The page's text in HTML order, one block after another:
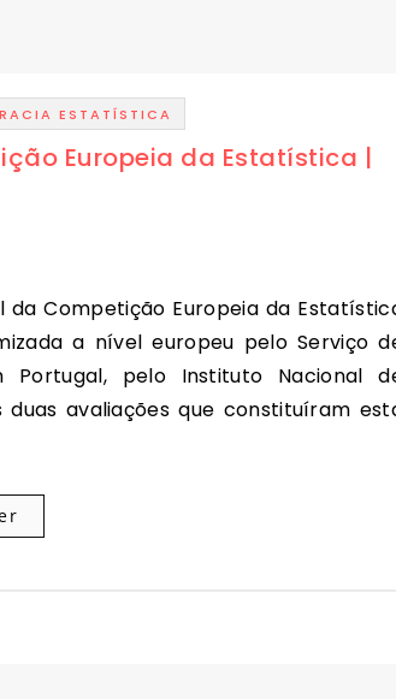
ESTATÍSTICA
Europeia da Estatística |
a nível europeu pelo Serviço
Portugal, pelo Instituto Nacional
avaliações que constituíram